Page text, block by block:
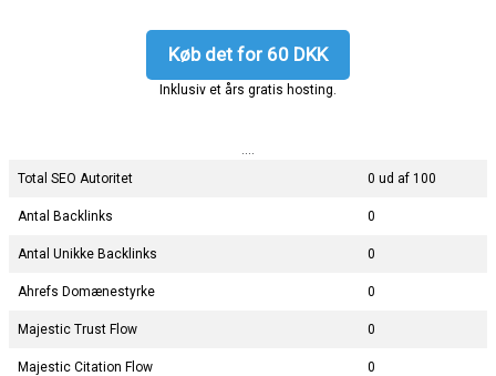
Køb det for 60 DKK
Inklusiv et års gratis hosting.
Total SEO Autoritet
0 ud af 100
Antal Backlinks 0
Antal Unikke Backlinks 0
Ahrefs Domænestyrke 0
Majestic Trust Flow 0
Majestic Citation Flow 0